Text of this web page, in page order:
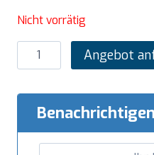
Nicht vorrätig
SARO
Isolierter
Vide
Modell
Angebot